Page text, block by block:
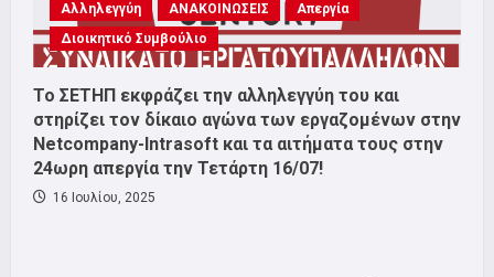
Αλληλεγγύη ΑΝΑΚΟΙΝΩΣΕΙΣ
Απεργία
Διοικητικό Συμβούλιο
Το ΣΕΤΗΠ εκφράζει την αλληλεγγύη του και
στηρίζει τον δίκαιο αγώνα των εργαζομένων στην
Netcompany-Intrasoft και τα αιτήματα τους στην
24ωρη απεργία την Τετάρτη 16/07!
16 Ιουλίου, 2025